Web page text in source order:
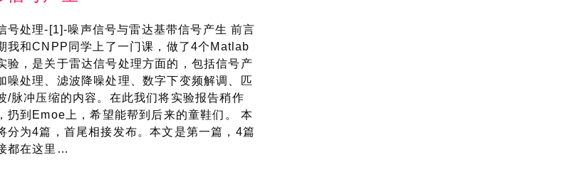
号处理-[1]-噪声信号与雷达基带信号产生 前言
我和CNPP同学上了一门课，做了4个Matlab
验，是关于雷达信号处理方面的，包括信号产
噪处理、滤波降噪处理、数字下变频解调、匹
/脉冲压缩的内容。在此我们将实验报告稍作
扔到Emoe上，希望能帮到后来的童鞋们。 本
分为4篇，首尾相接发布。本文是第一篇，4篇
都在这里…